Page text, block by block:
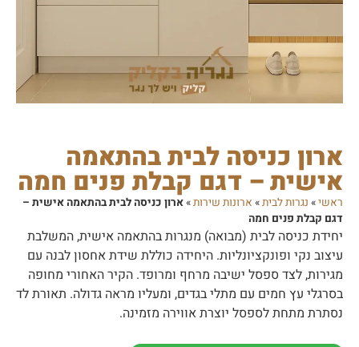
ארון כניסה לבית בהתאמה
אישית – דגם קבלת פנים חמה
ראשי» נגרות לבית» ארונות שירות»ארון כניסה לבית בהתאמה אישית –
דגם קבלת פנים חמה
יחידת כניסה לבית (מבואה) מנגרות בהתאמה אישית, המשלבת
עיצוב נקי ופונקציונליות. היחידה כוללת שידת אחסון לבנה עם
מגירות, לצד ספסל ישיבה מרחף ומרופד. הקיר האחורי מחופה
בסרגלי עץ חמים עם מתלי בגדים, ומעליו מראה גדולה. תאורת לד
נסתרת מתחת לספסל יוצרת אווירה מזמינה.